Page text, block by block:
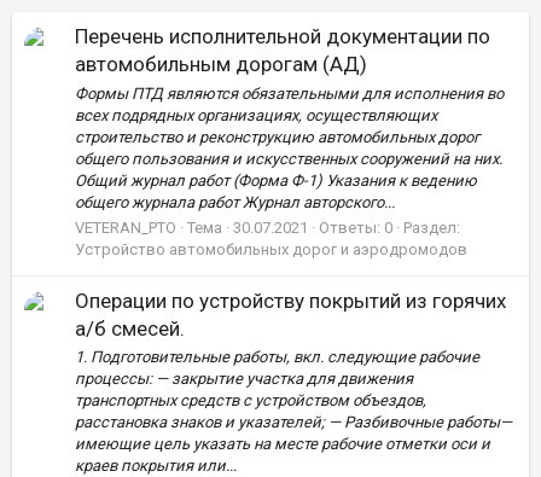
Перечень исполнительной документации по
автомобильным дорогам (АД)
Формы ПТД являются обязательными для исполнения во
всех подрядных организациях, осуществляющих
строительство и реконструкцию автомобильных дорог
общего пользования и искусственных сооружений на них.
Общий журнал работ (Форма Ф-1) Указания к ведению
общего журнала работ Журнал авторского...
VETERAN_PTO
Тема 30.07.2021 Ответы: 0
Раздел:
Устройство автомобильных дорог и аэродромодов
Операции по устройству покрытий из горячих
а/б смесей.
1. Подготовительные работы, вкл. следующие рабочие
процессы: — закрытие участка для движения
транспортных средств с устройством объездов,
расстановка знаков и указателей; — Разбивочные работы—
имеющие цель указать на месте рабочие отметки оси и
краев покрытия или...